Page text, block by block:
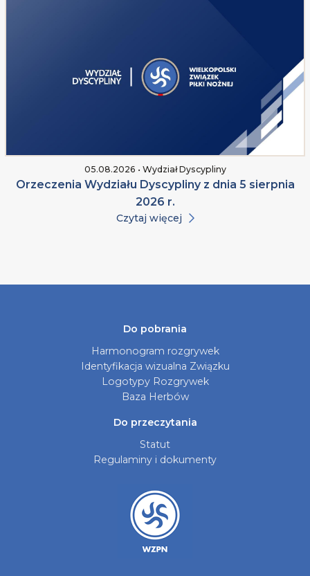
05.08.2026 • Wydział Dyscypliny
Orzeczenia Wydziału Dyscypliny z dnia 5 sierpnia
2026 r.
Czytaj więcej
Do pobrania
Harmonogram rozgrywek
Identyfikacja wizualna Związku
Logotypy Rozgrywek
Baza Herbów
Do przeczytania
Statut
Regulaminy i dokumenty